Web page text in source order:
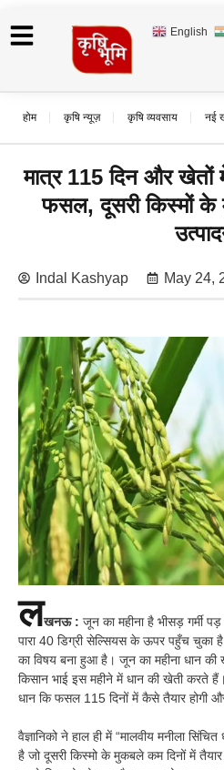
English
होम कृषि न्यूज़ कृषि व्यवसाय नई
मात्र 115 दिन और खेतों
फसल, दूसरी किस्मों के
Indal Kashyap May 24,
लखनऊ : जून का महीना है भीसड़ गर्मी
पारा 40 डिग्री सेल्सियस के ऊपर पहुँच चुका
का विषय बना हुआ है। जून का महीना धान की
किसान भाई इस महीने में धान की खेती करते
धान कि फसल 115 दिनों में कैसे तैयार होगी
वैज्ञानिको ने हाल ही में “मालवीय मनीला
है जो दूसरी किस्मो के मुकबले कम दिनों में तैयार